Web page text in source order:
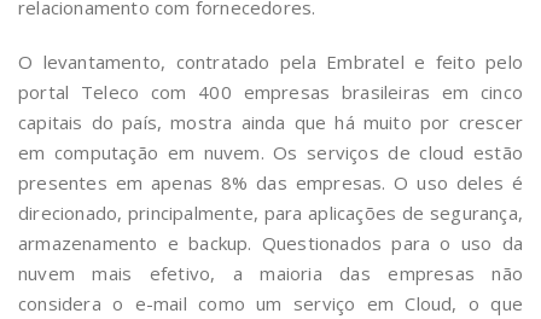
relacionamento com fornecedores.
O levantamento, contratado pela Embratel e feito pelo
portal Teleco com 400 empresas brasileiras em cinco
capitais do país, mostra ainda que há muito por crescer
em computação em nuvem. Os serviços de cloud estão
presentes em apenas 8% das empresas. O uso deles é
direcionado, principalmente, para aplicações de segurança,
armazenamento e backup. Questionados para o uso da
nuvem mais efetivo, a maioria das empresas não
considera o e-mail como um serviço em Cloud, o que